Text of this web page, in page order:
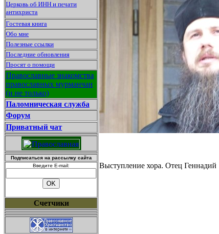
Церковь об ИНН и печати
антихриста
Гостевая книга
Обо мне
Полезные ссылки
Последние обновления
Просят о помощи
Православные знакомства
православных мурманчан
(и не только)
Паломническая служба
Форум
Приватный чат
Подписаться на рассылку сайта
Введите E-mail:
Счетчики
Выступление хора. Отец Геннадий